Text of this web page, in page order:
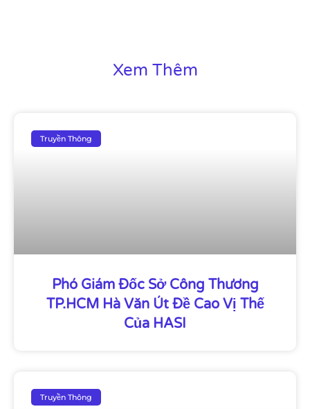
Xem Thêm
Truyền Thông
Phó Giám Đốc Sở Công Thương
TP.HCM Hà Văn Út Đề Cao Vị Thế
Của HASI
Truyền Thông